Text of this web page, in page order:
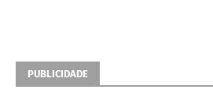
PUBLICIDADE